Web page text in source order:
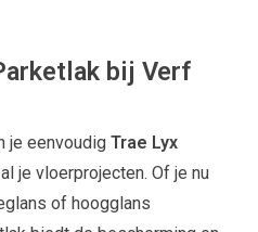
bij Verf
je eenvoudig Trae Lyx
je vloerprojecten. Of je nu
of hoogglans